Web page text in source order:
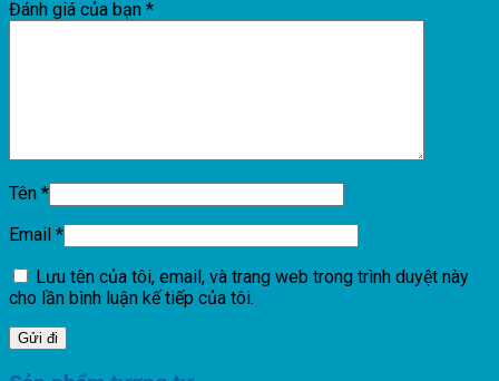
Đánh giá của bạn *
Tên *
Email *
Lưu tên của tôi, email, và trang web trong trình duyệt này
cho lần bình luận kế tiếp của tôi.